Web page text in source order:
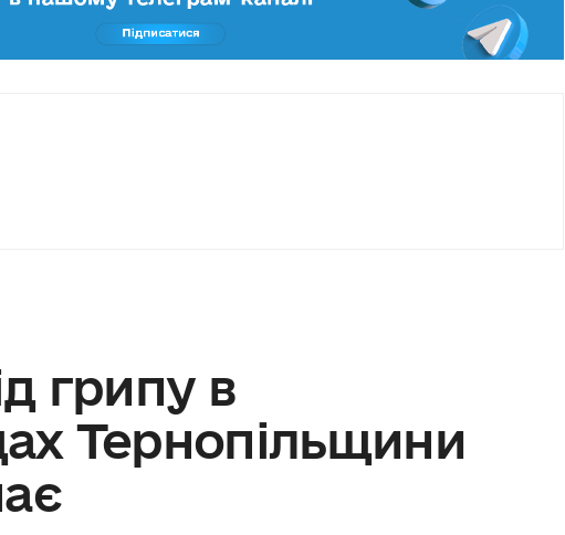
грипу в
Тернопільщини